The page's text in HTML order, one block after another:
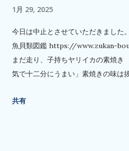
1月 29, 2025
今日は中止とさせていただきました
魚貝類図鑑 https://www.zukan-
まだ走り、子持ちヤリイカの素焼き
気で十二分にうまい」素焼きの味は
きか？ イカ類は少ないなが.... く〜
共有